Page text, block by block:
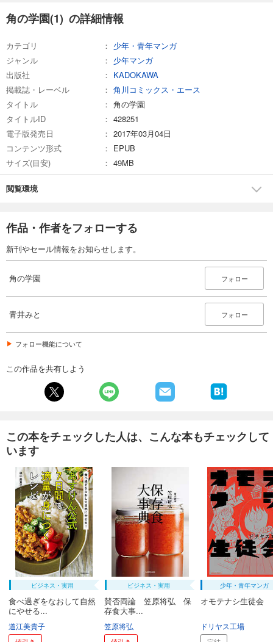
角の学園(1) の詳細情報
カテゴリ
少年・青年マンガ
ジャンル
少年マンガ
出版社
KADOKAWA
掲載誌・レーベル
角川コミックス・エース
タイトル
角の学園
タイトルID
428251
電子版発売日
2017年03月04日
コンテンツ形式
EPUB
サイズ(目安)
49MB
閲覧環境
作品・作者をフォローする
新刊やセール情報をお知らせします。
角の学園 フォロー
青井みと フォロー
フォロー機能について
この作品を共有しよう
この本をチェックした人は、こんな本もチェックして
います
ビジネス・実用
食べ過ぎをなおして自然
にやせる...
道江美貴子
ビジネス・実用
賛否両論 笠原将弘 保
存食大事...
笠原将弘
少年・青年マンガ
オモテナシ生徒会
ドリヤス工場